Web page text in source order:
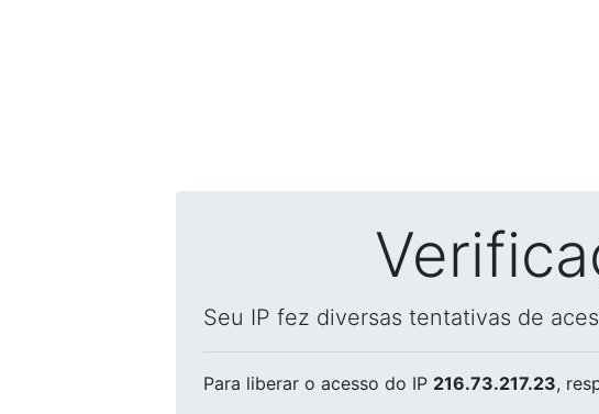
Seu IP fez diversas tentativas de
Para liberar o acesso do IP 216.73.217.23,